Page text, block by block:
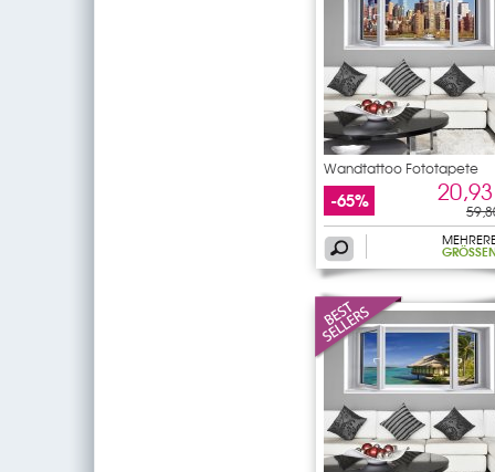
Wandtattoo Fototapete
Fenster
-65%
GRÖSSEN